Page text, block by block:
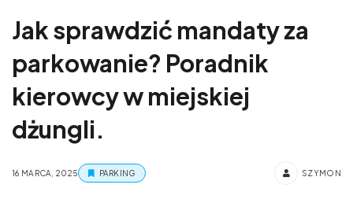
Jak sprawdzić mandaty za
parkowanie? Poradnik
kierowcy w miejskiej
dżungli.
16 MARCA, 2025 PARKING SZYMON